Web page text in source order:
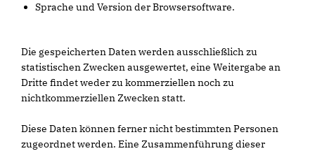
Sprache und Version der Browsersoftware.
Die gespeicherten Daten werden ausschließlich zu
statistischen Zwecken ausgewertet, eine Weitergabe an
Dritte findet weder zu kommerziellen noch zu
nichtkommerziellen Zwecken statt.
Diese Daten können ferner nicht bestimmten Personen
zugeordnet werden. Eine Zusammenführung dieser